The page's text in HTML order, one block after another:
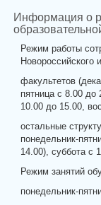
Информация о
Режим работы
факультетов
пятница с 8.00 до
10.00 до 15.00,
остальные
понедельник-
14.00), суббота с
Режим занятий
понедельник-